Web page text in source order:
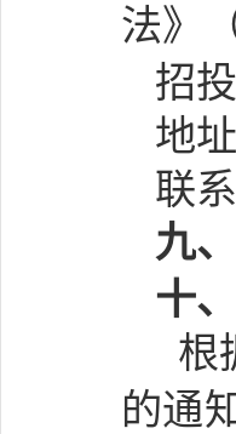
法》
招
地
联
九
十
根
的通